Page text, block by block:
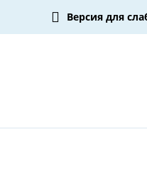
Версия для